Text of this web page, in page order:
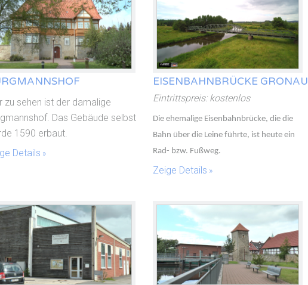
zu sehen ist der damalige
Das Gebäude selbst
1590 erbaut.
Details
EISENBAHNBRÜCKE GRONAU
Eintrittspreis: kostenlos
Die ehemalige Eisenbahnbrücke, die die
Bahn über die Leine führte, ist heute ein
Rad- bzw. Fußweg.
Zeige Details